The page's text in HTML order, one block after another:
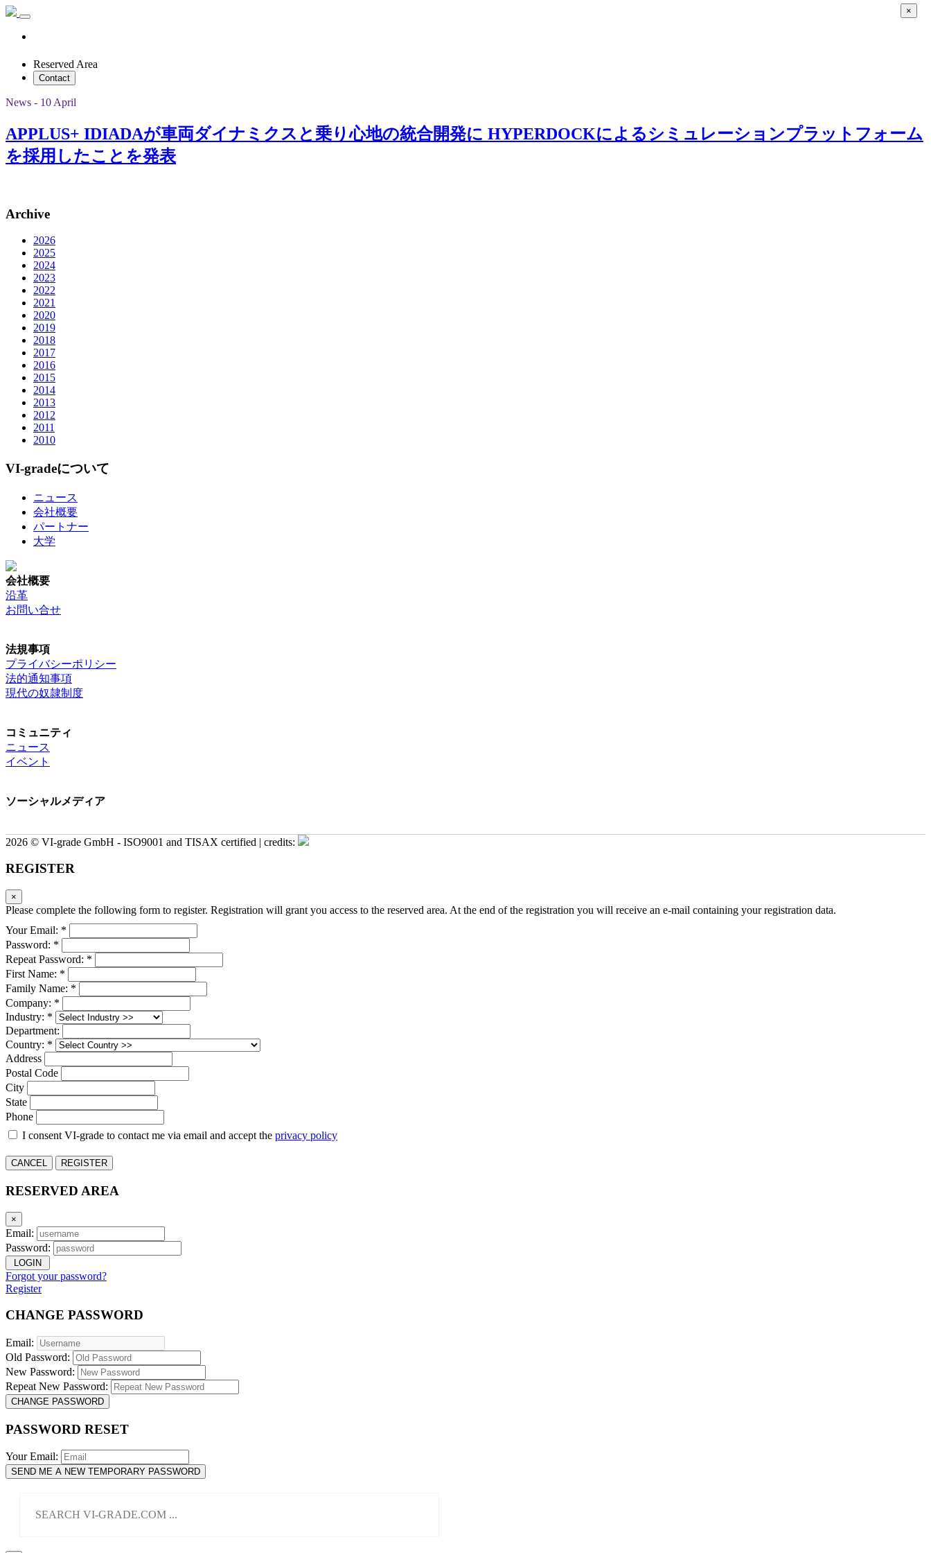
Reserved Area
Contact
News - 10 April
APPLUS+ IDIADAが車両ダイナミクスと乗り心地の統合開発に HYPERDOCKによるシミュレーションプラットフォーム
を採用したことを発表
Archive
2026
2025
2024
2023
2022
2021
2020
2019
2018
2017
2016
2015
2014
2013
2012
2011
2010
VI-gradeについて
ニュース
会社概要
パートナー
大学
会社概要
沿革
お問い合せ
法規事項
プライバシーポリシー
法的通知事項
現代の奴隷制度
コミュニティ
ニュース
イベント
ソーシャルメディア
2026 © VI-grade GmbH - ISO9001 and TISAX certified | credits:
REGISTER
×
Please complete the following form to register. Registration will grant you access to the reserved area. At the end of the registration you will receive an e-mail containing your registration data.
Your Email: *
Password: *
Repeat Password: *
First Name: *
Family Name: *
Company: *
Industry: *
Department:
Country: *
Address
Postal Code
City
State
Phone
I consent VI-grade to contact me via email and accept the privacy policy
CANCEL REGISTER
RESERVED AREA
×
Email:
Password:
LOGIN
Forgot your password?
Register
CHANGE PASSWORD
Email:
Old Password:
New Password:
Repeat New Password:
CHANGE PASSWORD
PASSWORD RESET
Your Email:
SEND ME A NEW TEMPORARY PASSWORD
×